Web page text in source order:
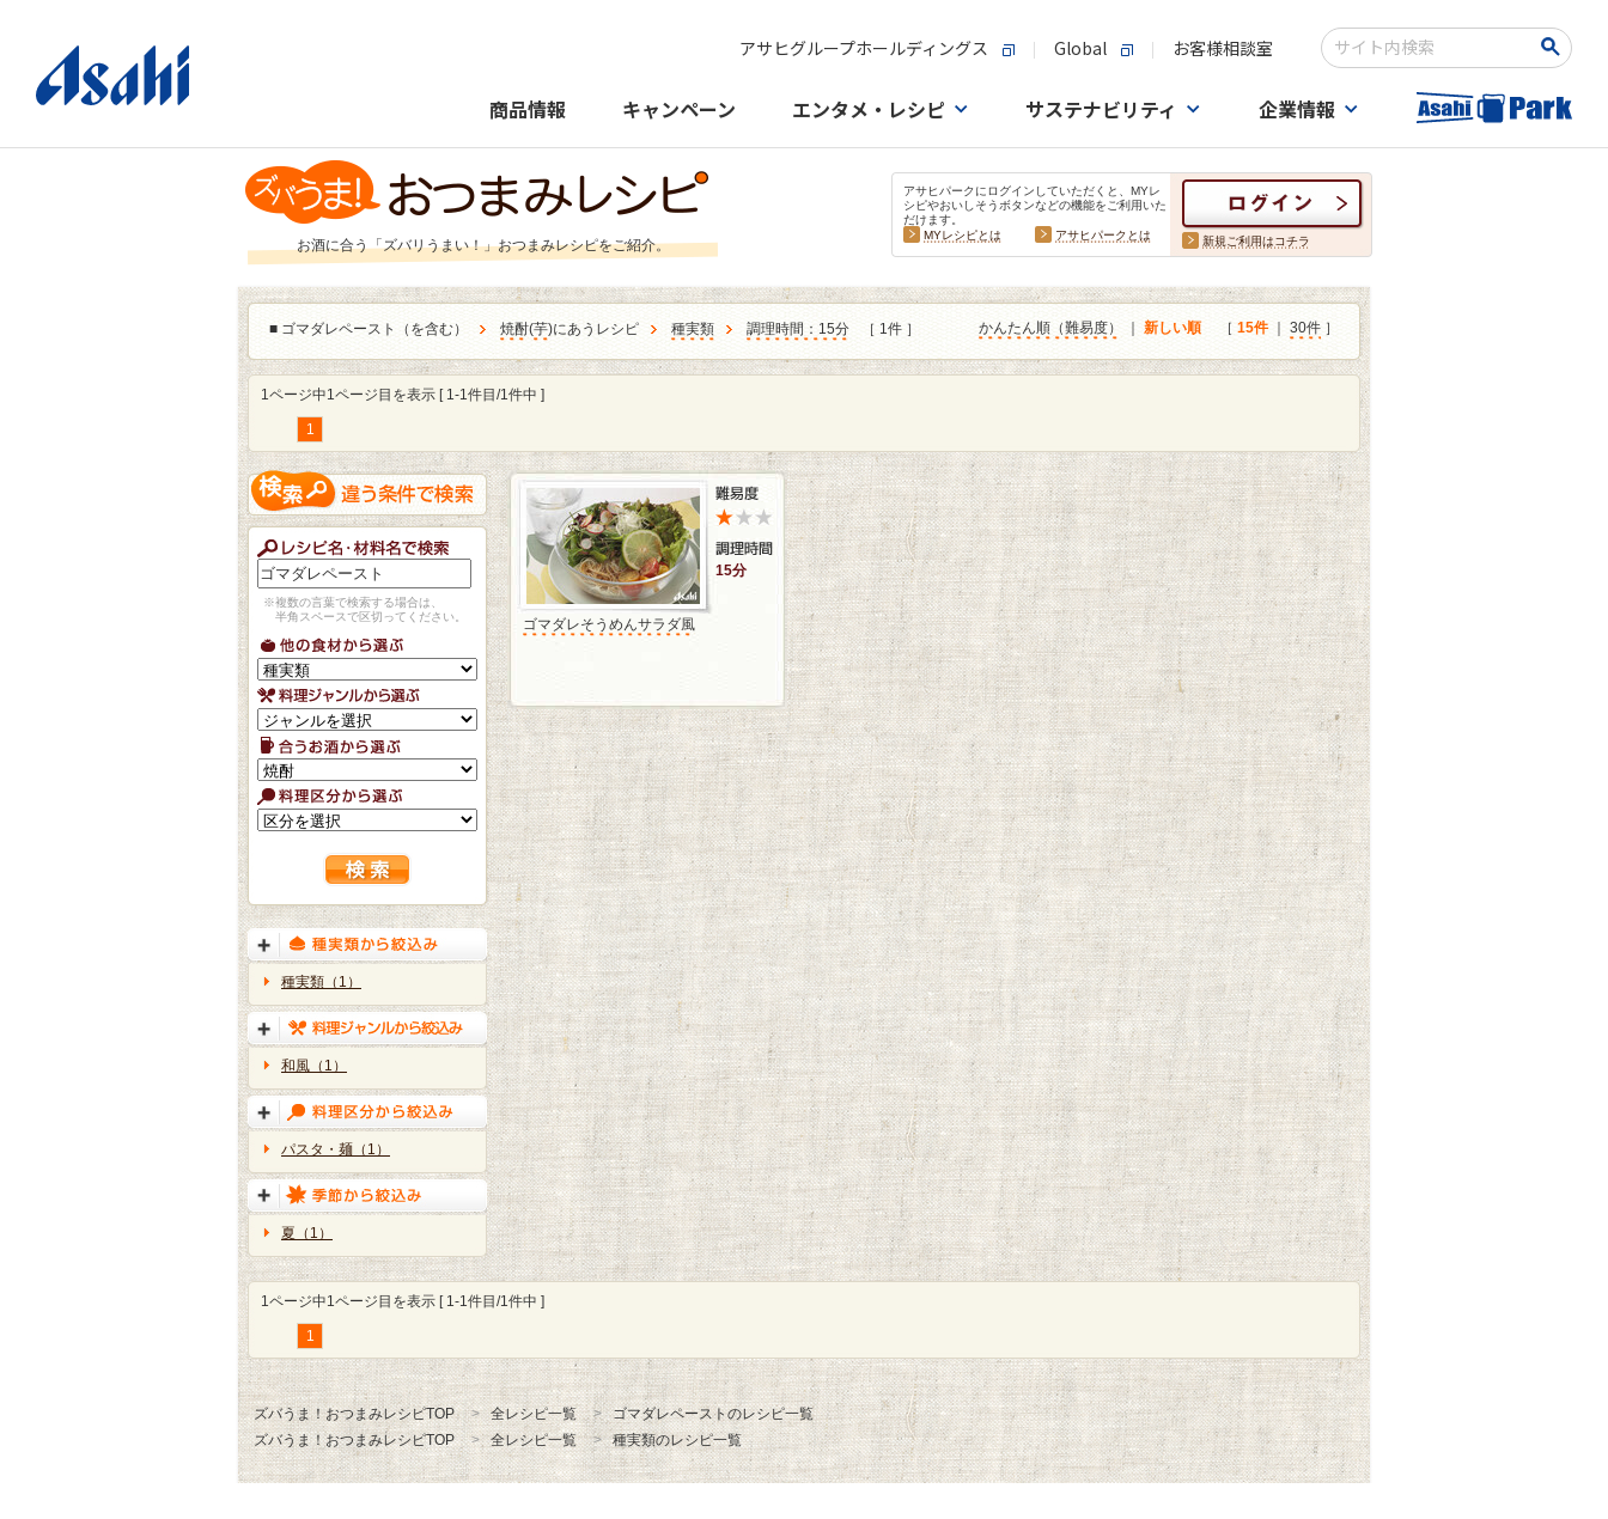
アサヒグループホールディングス Global お客様相談室
検索キーワード入力
商品情報 キャンペーン エンタメ・レシピ サステナビリティ 企業情報
お酒に合う「ズバリうまい！」おつまみレシピをご紹介。
アサヒパークにログインしていただくと、MYレ
シピやおいしそうボタンなどの機能をご利用いた
だけます。
MYレシピとは
アサヒパークとは 新規ご利用はコチラ
■ ゴマダレペースト（を含む） 焼酎(芋)にあうレシピ 種実類 調理時間：15分 ［ 1件 ］ かんたん順（難易度） 新しい順 ［ 15件｜ 30件 ］
1ページ中1ページ目を表示 [ 1-1件目/1件中 ]
1
※複数の言葉で検索する場合は、
半角スペースで区切ってください。
種実類（1）
和風（1）
パスタ・麺（1）
夏（1）
15分
ゴマダレそうめんサラダ風
1ページ中1ページ目を表示 [ 1-1件目/1件中 ]
1
ズバうま！おつまみレシピTOP 全レシピ一覧
ゴマダレペーストのレシピ一覧
ズバうま！おつまみレシピTOP
全レシピ一覧 種実類のレシピ一覧